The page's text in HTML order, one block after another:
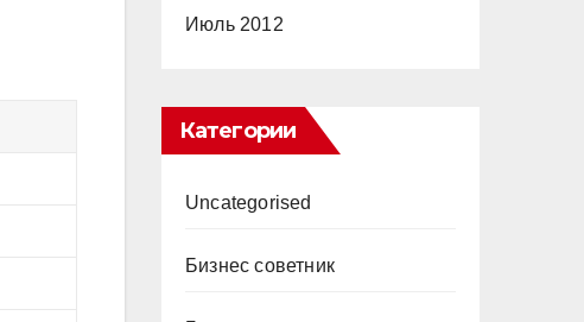
Июль 2012
Категории
Uncategorised
Бизнес советник